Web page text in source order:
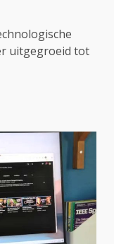
uitgegroeid tot